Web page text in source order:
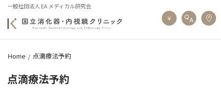
一般社団法人 EA メディカル研究会
Home 点滴療法予約
点滴療法予約